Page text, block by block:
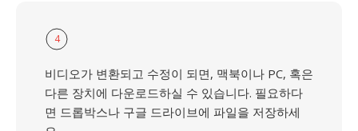
4
비디오가 변환되고 수정이 되면, 맥북이나 PC, 혹은
다른 장치에 다운로드하실 수 있습니다. 필요하다
면 드롭박스나 구글 드라이브에 파일을 저장하세